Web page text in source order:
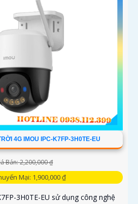
4G IMOU IPC-K7FP-3H0TE-EU
Bán: 2,200,000 ₫
Mại: 1,900,000 ₫
3H0TE-EU sử dụng công nghệ